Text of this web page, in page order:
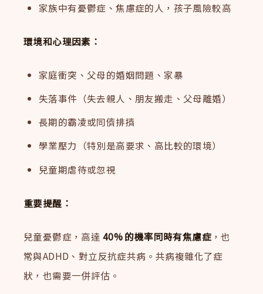
家族中有憂鬱症、焦慮症的人，孩子風險較高
環境和心理因素：
家庭衝突、父母的婚姻問題、家暴
失落事件（失去親人、朋友搬走、父母離婚）
長期的霸凌或同儕排擠
學業壓力（特別是高要求、高比較的環境）
兒童期虐待或忽視
重要提醒：
兒童憂鬱症，高達 40% 的機率同時有焦慮症，也
常與ADHD、對立反抗症共病。共病複雜化了症
狀，也需要一併評估。